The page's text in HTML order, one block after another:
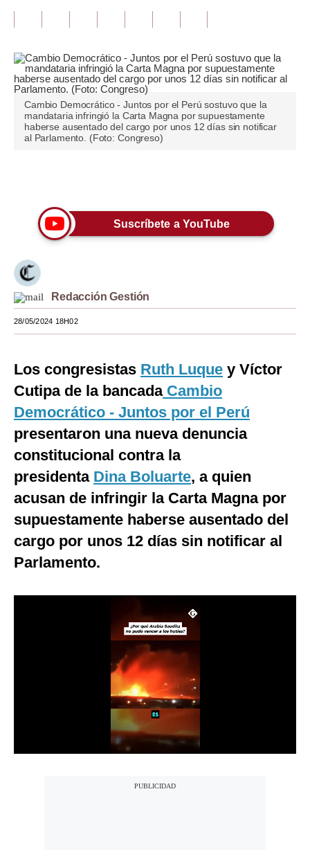
Plus G
Opinión
Editorial
Pregunta de hoy
Blogs
Viajes
Estilos
Mundo
EEUU
España
Internacional
Tecnología
Club del Suscriptor
Mix
G de Gestión
Notas Contratadas
Cambio Democrático - Juntos por el Perú sostuvo que la
mandataria infringió la Carta Magna por supuestamente
haberse ausentado del cargo por unos 12 días sin notificar
al Parlamento. (Foto: Congreso)
Suscríbete a YouTube
Redacción Gestión
28/05/2024 18H02
Los congresistas Ruth Luque y Víctor
Cutipa de la bancadaCambio
Democrático - Juntos por el Perú
presentaron una nueva denuncia
constitucional contra la
presidenta Dina Boluarte, a quien
acusan de infringir la Carta Magna por
supuestamente haberse ausentado del
cargo por unos 12 días sin notificar al
Parlamento.